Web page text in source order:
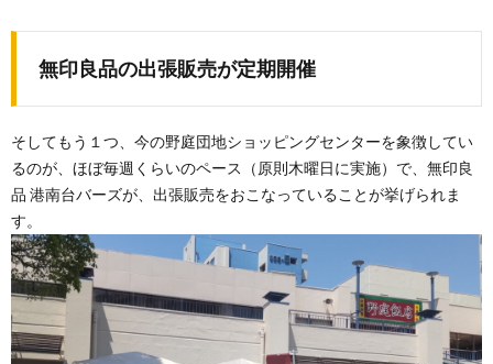
無印良品の出張販売が定期開催
そしてもう１つ、今の野庭団地ショッピングセンターを象徴してい
るのが、ほぼ毎週くらいのペース（原則木曜日に実施）で、無印良
品 港南台バーズが、出張販売をおこなっていることが挙げられま
す。